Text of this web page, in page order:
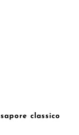
classico